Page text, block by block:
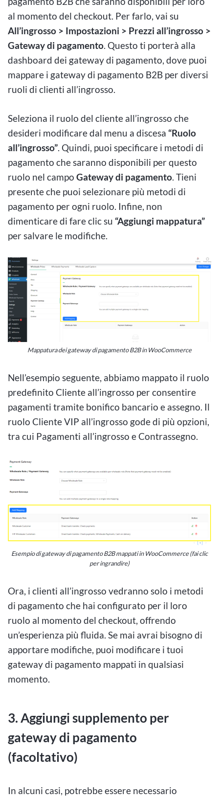
al momento del checkout. Per farlo, vai su
All’ingrosso > Impostazioni > Prezzi all’ingrosso >
Gateway di pagamento. Questo ti porterà alla
dashboard dei gateway di pagamento, dove puoi
mappare i gateway di pagamento B2B per diversi
ruoli di clienti all’ingrosso.
Seleziona il ruolo del cliente all’ingrosso che
desideri modificare dal menu a discesa “Ruolo
all’ingrosso”. Quindi, puoi specificare i metodi di
pagamento che saranno disponibili per questo
ruolo nel campo Gateway di pagamento. Tieni
presente che puoi selezionare più metodi di
pagamento per ogni ruolo. Infine, non
dimenticare di fare clic su “Aggiungi mappatura”
per salvare le modifiche.
Mappatura dei gateway di pagamento B2B in WooCommerce
Nell’esempio seguente, abbiamo mappato il ruolo
predefinito Cliente all’ingrosso per consentire
pagamenti tramite bonifico bancario e assegno. Il
ruolo Cliente VIP all’ingrosso gode di più opzioni,
tra cui Pagamenti all’ingrosso e Contrassegno.
Esempio di gateway di pagamento B2B mappati in WooCommerce (fai clic
per ingrandire)
Ora, i clienti all’ingrosso vedranno solo i metodi
di pagamento che hai configurato per il loro
ruolo al momento del checkout, offrendo
un’esperienza più fluida. Se mai avrai bisogno di
apportare modifiche, puoi modificare i tuoi
gateway di pagamento mappati in qualsiasi
momento.
3. Aggiungi supplemento per
gateway di pagamento
(facoltativo)
In alcuni casi, potrebbe essere necessario